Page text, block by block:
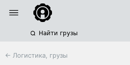
Найти грузы
← Логистика, грузы